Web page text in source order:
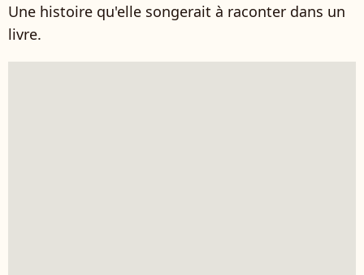
Une histoire qu'elle songerait à raconter dans un
livre.